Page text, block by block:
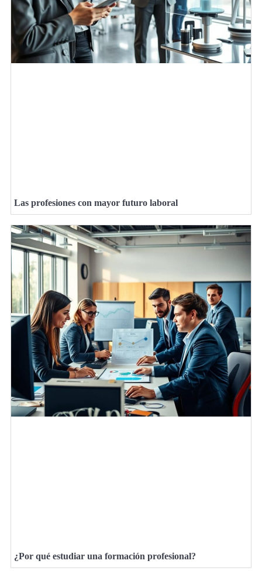
Las profesiones con mayor futuro laboral
¿Por qué estudiar una formación profesional?